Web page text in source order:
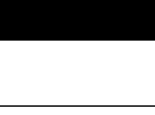
自己去挖掘了。 乐队名